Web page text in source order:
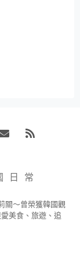
日常
關～曾榮獲韓國觀
美食、旅遊、追